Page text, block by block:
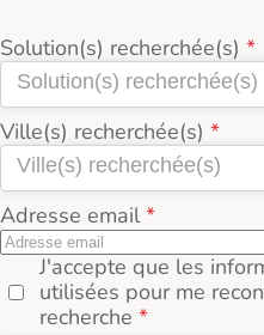
Solution(s) recherchée(s)
Ville(s) recherchée(s)
Adresse email
J'accepte que les
utilisées pour me
recherche